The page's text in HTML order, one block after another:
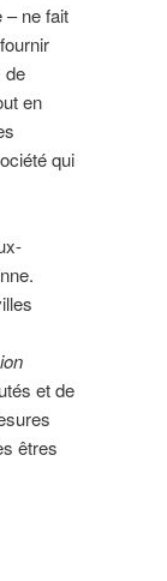
– ne fait
de
en
qui
et de
êtres